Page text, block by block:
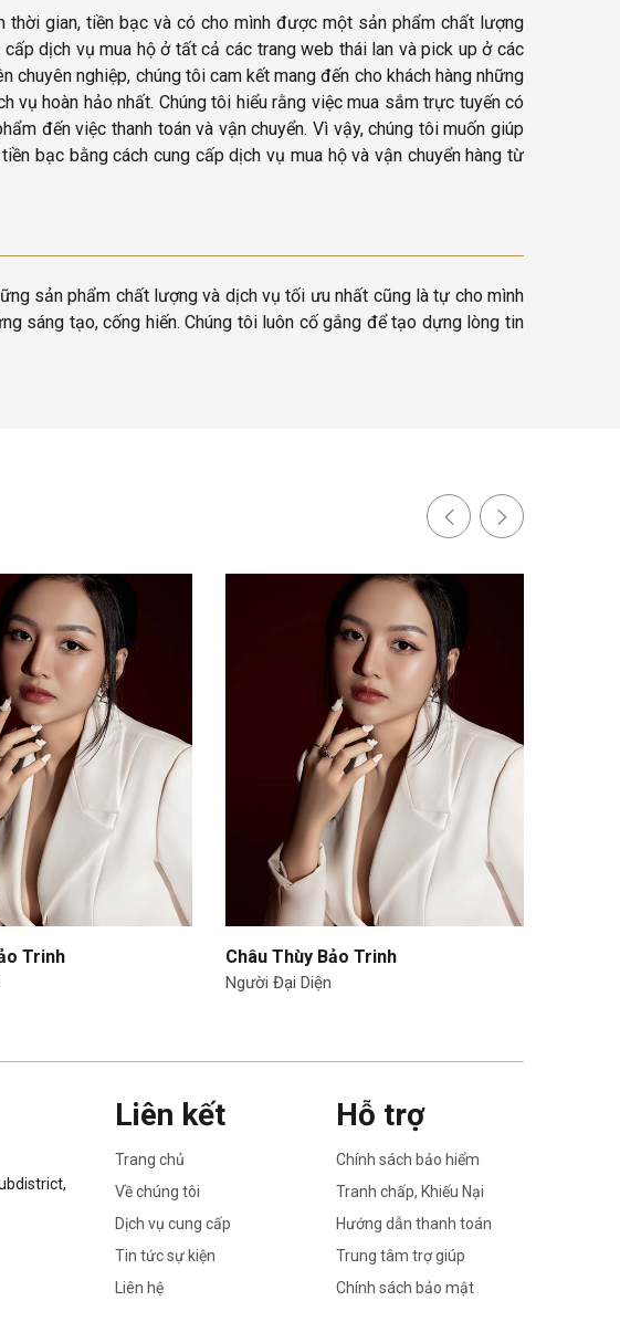
thời gian, tiền bạc và có cho mình được một sản phẩm chất lượng
dịch vụ mua hộ ở tất cả các trang web thái lan và pick up ở các
chuyên nghiệp, chúng tôi cam kết mang đến cho khách hàng những
vụ hoàn hảo nhất. Chúng tôi hiểu rằng việc mua sắm trực tuyến có
đến việc thanh toán và vận chuyển. Vì vậy, chúng tôi muốn giúp
bạc bằng cách cung cấp dịch vụ mua hộ và vận chuyển hàng từ
sản phẩm chất lượng và dịch vụ tối ưu nhất cũng là tự cho mình
sáng tạo, cống hiến. Chúng tôi luôn cố gắng để tạo dựng lòng tin
Trinh Châu Thùy Bảo Trinh
Người Đại Diện
Liên kết
Trang chủ
Về chúng tôi
Dịch vụ cung cấp
Tin tức sự kiện
Liên hệ
Hỗ trợ
Chính sách bảo hiểm
Tranh chấp, Khiếu Nại
Hướng dẫn thanh toán
Trung tâm trợ giúp
Chính sách bảo mật